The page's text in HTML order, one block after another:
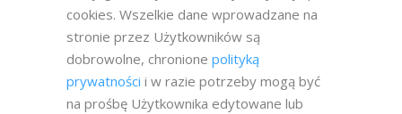
cookies. Wszelkie dane wprowadzane na
stronie przez Użytkowników są
dobrowolne, chronione polityką
prywatności i w razie potrzeby mogą być
na prośbę Użytkownika edytowane lub